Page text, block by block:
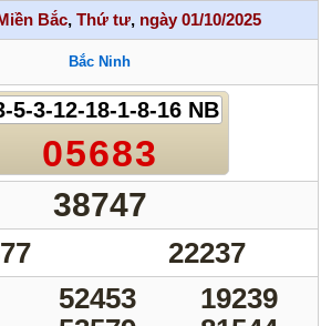
Bắc, Thứ tư, ngày 01/10/2025
Bắc Ninh
5-3-12-18-1-8-16 NB
05683
38747
22237
52453
19239